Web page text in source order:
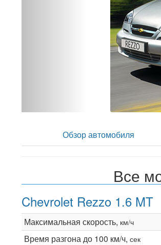
Обзор автомобиля
Все
Chevrolet Rezzo 1.6 MT
Максимальная скорость, км/ч
Время разгона до 100 км/ч, сек